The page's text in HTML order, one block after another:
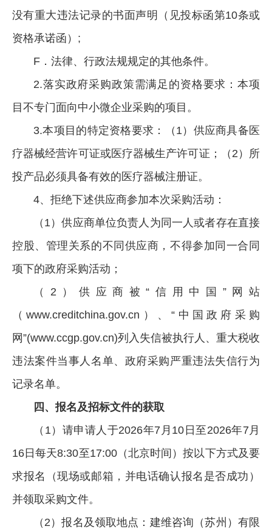
没有重大违法记录的书面声明（见投标函第10条或
资格承诺函）;
F．法律、行政法规规定的其他条件。
2.落实政府采购政策需满足的资格要求：本项
目不专门面向中小微企业采购的项目。
3.本项目的特定资格要求：（1）供应商具备医
疗器械经营许可证或医疗器械生产许可证；（2）所
投产品必须具备有效的医疗器械注册证。
4、拒绝下述供应商参加本次采购活动：
（1）供应商单位负责人为同一人或者存在直接
控股、管理关系的不同供应商，不得参加同一合同
项下的政府采购活动；
（2）供应商被“信用中国”网站
（www.creditchina.gov.cn）、“中国政府采购
网”(www.ccgp.gov.cn)列入失信被执行人、重大税收
违法案件当事人名单、政府采购严重违法失信行为
记录名单。
四、报名及招标文件的获取
（1）请申请人于2026年7月10日至2026年7月
16日每天8:30至17:00（北京时间）按以下方式及要
求报名（现场或邮箱，并电话确认报名是否成功）
并领取采购文件。
（2）报名及领取地点：建维咨询（苏州）有限